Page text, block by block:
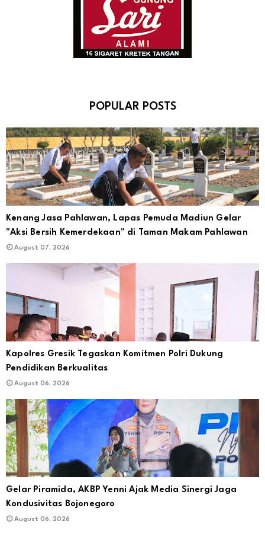
POPULAR POSTS
Kenang Jasa Pahlawan, Lapas Pemuda Madiun Gelar
"Aksi Bersih Kemerdekaan" di Taman Makam Pahlawan
August 07, 2026
Kapolres Gresik Tegaskan Komitmen Polri Dukung
Pendidikan Berkualitas
August 06, 2026
Gelar Piramida, AKBP Yenni Ajak Media Sinergi Jaga
Kondusivitas Bojonegoro
August 06, 2026